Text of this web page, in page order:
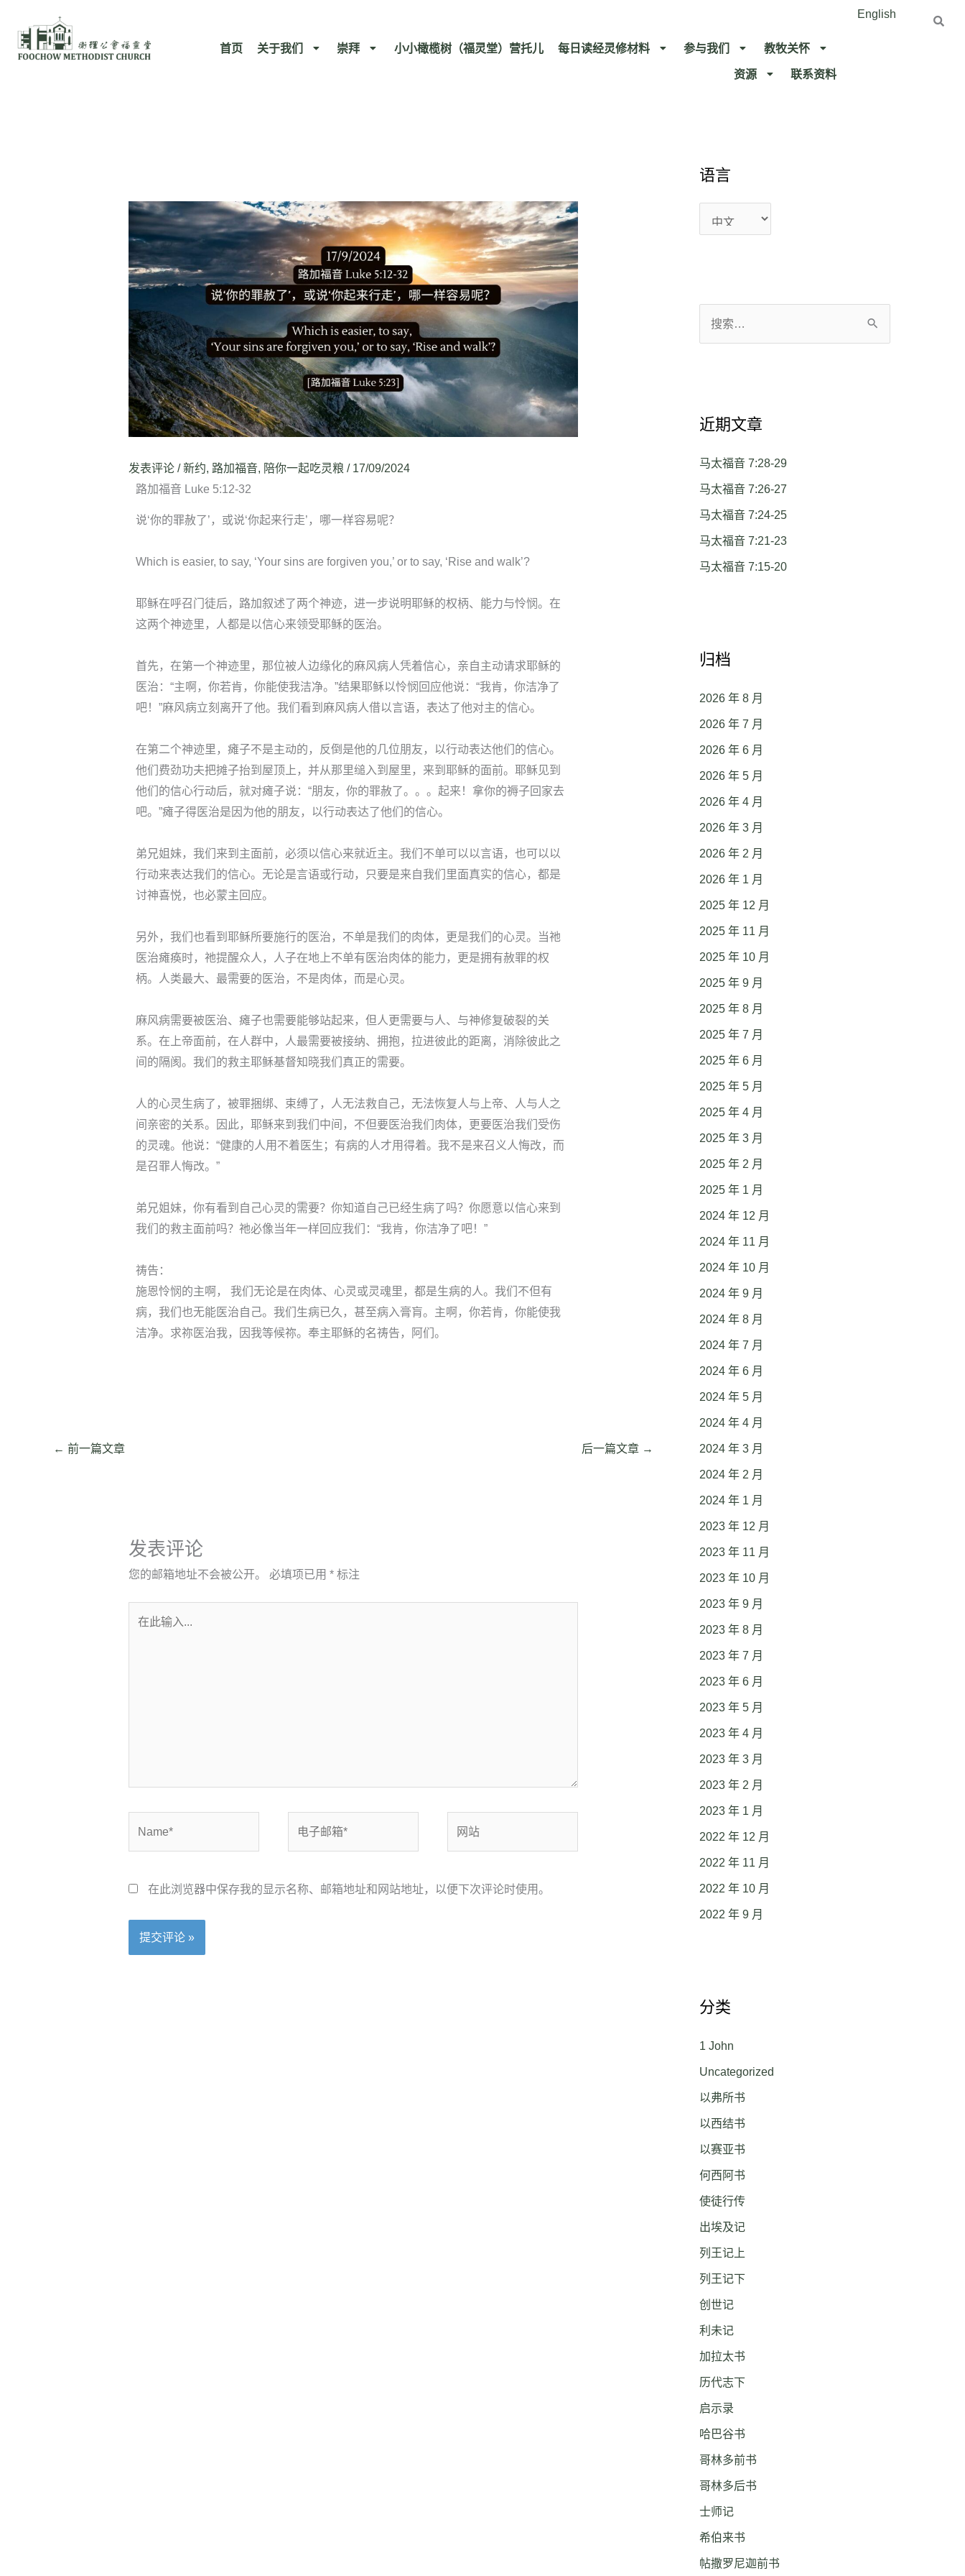
English
首页 关于我们 崇拜 小小橄榄树（福灵堂）营托儿 每日读经灵修材料 参与我们
教牧关怀​
资源
联系资料​
发表评论 /新约, 路加福音, 陪你一起吃灵粮 / 17/09/2024
路加福音 Luke 5:12-32
说‘你的罪赦了’，或说‘你起来行走’，哪一样容易呢？
Which is easier, to say, ‘Your sins are forgiven you,’ or to say, ‘Rise and walk’?
耶稣在呼召门徒后，路加叙述了两个神迹，进一步说明耶稣的权柄、能力与怜悯。在
这两个神迹里，人都是以信心来领受耶稣的医治。
首先，在第一个神迹里，那位被人边缘化的麻风病人凭着信心，亲自主动请求耶稣的
医治：“主啊，你若肯，你能使我洁净。”结果耶稣以怜悯回应他说：“我肯，你洁净了
吧！”麻风病立刻离开了他。我们看到麻风病人借以言语，表达了他对主的信心。
在第二个神迹里，瘫子不是主动的，反倒是他的几位朋友，以行动表达他们的信心。
他们费劲功夫把摊子抬到屋顶上，并从那里缒入到屋里，来到耶稣的面前。耶稣见到
他们的信心行动后，就对瘫子说：“朋友，你的罪赦了。。。起来！拿你的褥子回家去
吧。”瘫子得医治是因为他的朋友，以行动表达了他们的信心。
弟兄姐妹，我们来到主面前，必须以信心来就近主。我们不单可以以言语，也可以以
行动来表达我们的信心。无论是言语或行动，只要是来自我们里面真实的信心，都是
讨神喜悦，也必蒙主回应。
另外，我们也看到耶稣所要施行的医治，不单是我们的肉体，更是我们的心灵。当祂
医治瘫痪时，祂提醒众人，人子在地上不单有医治肉体的能力，更是拥有赦罪的权
柄。人类最大、最需要的医治，不是肉体，而是心灵。
麻风病需要被医治、瘫子也需要能够站起来，但人更需要与人、与神修复破裂的关
系。在上帝面前，在人群中，人最需要被接纳、拥抱，拉进彼此的距离，消除彼此之
间的隔阂。我们的救主耶稣基督知晓我们真正的需要。
人的心灵生病了，被罪捆绑、束缚了，人无法救自己，无法恢复人与上帝、人与人之
间亲密的关系。因此，耶稣来到我们中间，不但要医治我们肉体，更要医治我们受伤
的灵魂。他说：“健康的人用不着医生；有病的人才用得着。我不是来召义人悔改，而
是召罪人悔改。”
弟兄姐妹，你有看到自己心灵的需要？你知道自己已经生病了吗？你愿意以信心来到
我们的救主面前吗？祂必像当年一样回应我们：“我肯，你洁净了吧！”
祷告：
施恩怜悯的主啊， 我们无论是在肉体、心灵或灵魂里，都是生病的人。我们不但有
病，我们也无能医治自己。我们生病已久，甚至病入膏肓。主啊，你若肯，你能使我
洁净。求祢医治我，因我等候祢。奉主耶稣的名祷告，阿们。
← 前一篇文章 后一篇文章 →
发表评论
您的邮箱地址不会被公开。 必填项已用 *标注
箱
在此浏览器中保存我的显示名称、邮箱地址和网站地址，以便下次评论时使用。
语言
言
近期文章
马太福音 7:28-29
马太福音 7:26-27
马太福音 7:24-25
马太福音 7:21-23
马太福音 7:15-20
归档
2026 年 8 月
2026 年 7 月
2026 年 6 月
2026 年 5 月
2026 年 4 月
2026 年 3 月
2026 年 2 月
2026 年 1 月
2025 年 12 月
2025 年 11 月
2025 年 10 月
2025 年 9 月
2025 年 8 月
2025 年 7 月
2025 年 6 月
2025 年 5 月
2025 年 4 月
2025 年 3 月
2025 年 2 月
2025 年 1 月
2024 年 12 月
2024 年 11 月
2024 年 10 月
2024 年 9 月
2024 年 8 月
2024 年 7 月
2024 年 6 月
2024 年 5 月
2024 年 4 月
2024 年 3 月
2024 年 2 月
2024 年 1 月
2023 年 12 月
2023 年 11 月
2023 年 10 月
2023 年 9 月
2023 年 8 月
2023 年 7 月
2023 年 6 月
2023 年 5 月
2023 年 4 月
2023 年 3 月
2023 年 2 月
2023 年 1 月
2022 年 12 月
2022 年 11 月
2022 年 10 月
2022 年 9 月
分类
1 John
Uncategorized
以弗所书
以西结书
以赛亚书
何西阿书
使徒行传
出埃及记
列王记上
列王记下
创世记
利未记
加拉太书
历代志下
启示录
哈巴谷书
哥林多前书
哥林多后书
士师记
希伯来书
帖撒罗尼迦前书
言